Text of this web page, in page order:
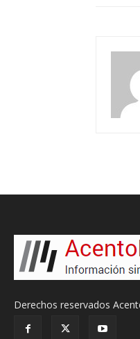
Derechos reservados